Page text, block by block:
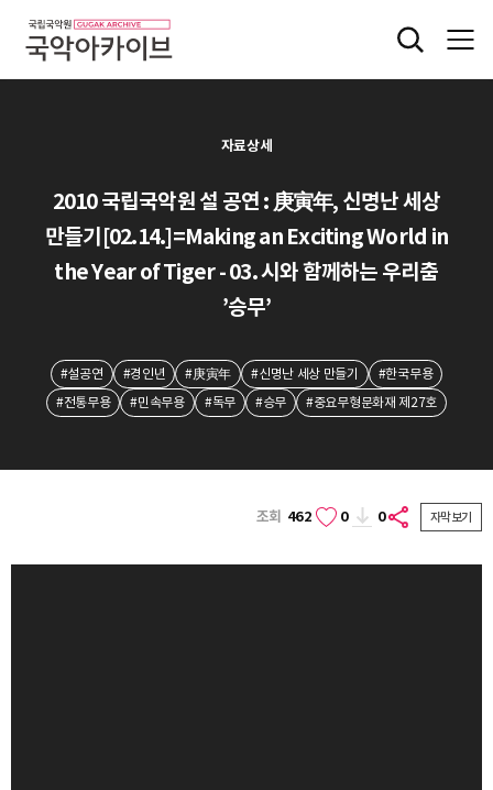
자료상세
2010 국립국악원 설 공연 : 庚寅年, 신명난 세상
만들기[02.14.]=Making an Exciting World in
the Year of Tiger - 03. 시와 함께하는 우리춤
’승무’
#설공연 #경인년 #庚寅年 #신명난 세상 만들기
#한국무용
#전통무용
#민속무용 #독무 #승무 #중요무형문화재 제27호
조회 462 0 0 자막보기